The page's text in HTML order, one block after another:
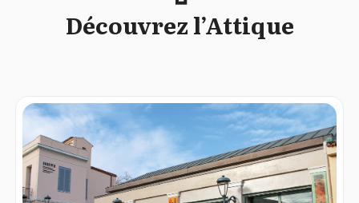
Découvrez l’Attique